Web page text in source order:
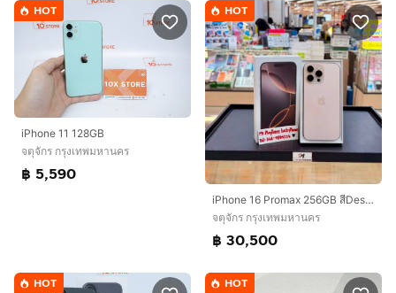
HOT
iPhone 11 128GB
จตุจักร กรุงเทพมหานคร
฿ 5,590
HOT
iPhone 16 Promax 256GB สีDesert สวยมากๆ
จตุจักร กรุงเทพมหานคร
฿ 30,500
HOT HOT